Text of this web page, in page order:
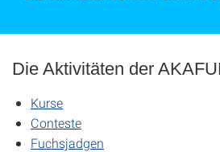
Die Aktivitäten der
Kurse
Conteste
Fuchsjadgen